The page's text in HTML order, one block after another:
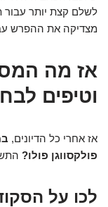
לשלם קצת יותר עבור
מצדיקה את ההפרש
אז מה
וטיפים
אז אחרי כל הדיונים,
פולקסווגן פולו?
לכו על